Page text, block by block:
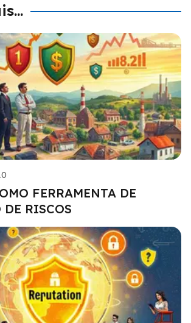
FERRAMENTA DE
RISCOS